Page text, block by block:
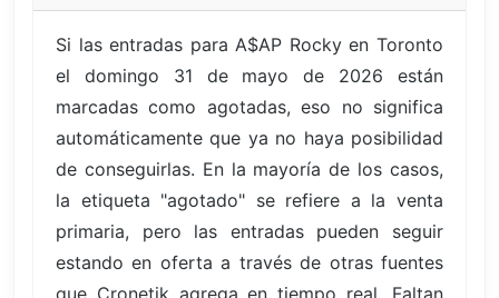
Si las entradas para A$AP Rocky en Toronto
el domingo 31 de mayo de 2026 están
marcadas como agotadas, eso no significa
automáticamente que ya no haya posibilidad
de conseguirlas. En la mayoría de los casos,
la etiqueta "agotado" se refiere a la venta
primaria, pero las entradas pueden seguir
estando en oferta a través de otras fuentes